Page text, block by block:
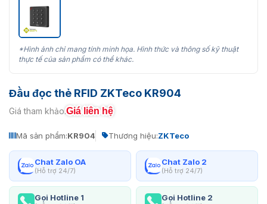
*Hình ảnh chỉ mang tính minh họa. Hình thức và thông số kỹ thuật
thực tế của sản phẩm có thể khác.
Đầu đọc thẻ RFID ZKTeco KR904
Giá tham khảo:Giá liên hệ
Mã sản phẩm:KR904 Thương hiệu:ZKTeco
Chat Zalo OA
(Hỗ trợ 24/7)
Chat Zalo 2
(Hỗ trợ 24/7)
Gọi Hotline 1 Gọi Hotline 2